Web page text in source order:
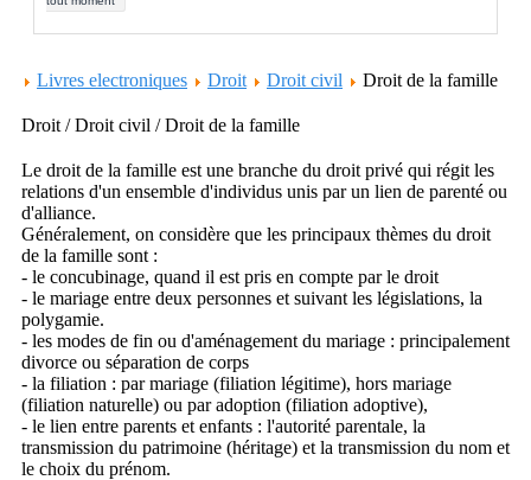
Livres electroniques Droit Droit civil Droit de la famille
Droit / Droit civil / Droit de la famille
Le droit de la famille est une branche du droit privé qui régit les
relations d'un ensemble d'individus unis par un lien de parenté ou
d'alliance.
Généralement, on considère que les principaux thèmes du droit
de la famille sont :
- le concubinage, quand il est pris en compte par le droit
- le mariage entre deux personnes et suivant les législations, la
polygamie.
- les modes de fin ou d'aménagement du mariage : principalement
divorce ou séparation de corps
- la filiation : par mariage (filiation légitime), hors mariage
(filiation naturelle) ou par adoption (filiation adoptive),
- le lien entre parents et enfants : l'autorité parentale, la
transmission du patrimoine (héritage) et la transmission du nom et
le choix du prénom.